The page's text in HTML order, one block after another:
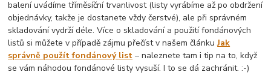
balení uvádíme tříměsíční trvanlivost (listy vyrábíme až po obdržení
objednávky, takže je dostanete vždy čerstvé), ale při správném
skladování vydrží déle. Více o skladování a použití fondánových
listů si můžete v případě zájmu přečíst v našem článkuJak
správně použít fondánový list – naleznete tam i tip na to, když
se vám náhodou fondánové listy vysuší. I to se dá zachránit. :-)